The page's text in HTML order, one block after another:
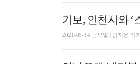
기보, 인천시와 ‘
2021-05-14 금요일 | 임지윤 기